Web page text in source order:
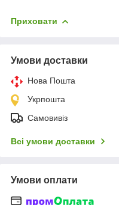
Приховати
Умови доставки
Нова Пошта
Укрпошта
Самовивіз
Всі умови доставки
Умови оплати